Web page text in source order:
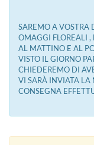
SAREMO A VOSTRA
OMAGGI FLOREALI ,
AL MATTINO E AL
VISTO IL GIORNO
CHIEDEREMO DI
VI SARÀ INVIATA
CONSEGNA